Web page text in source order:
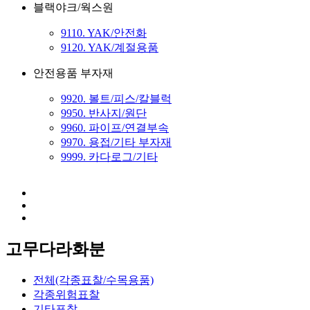
블랙야크/웍스원
9110. YAK/안전화
9120. YAK/계절용품
안전용품 부자재
9920. 볼트/피스/칼블럭
9950. 반사지/원단
9960. 파이프/연결부속
9970. 용접/기타 부자재
9999. 카다로그/기타
고무다라화분
전체(각종표찰/수목용품)
각종위험표찰